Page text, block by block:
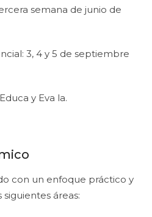
semana de junio de
3, 4 y 5 de septiembre
y Eva la.
con un enfoque práctico y
áreas: